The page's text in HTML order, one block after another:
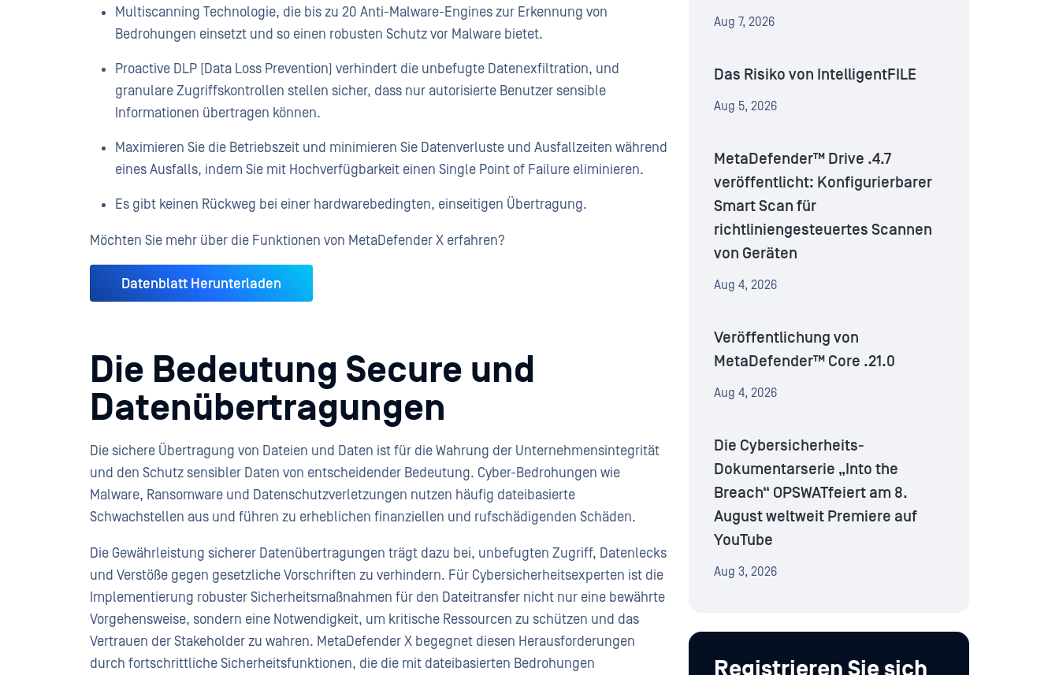
Multiscanning Technologie, die bis zu 20 Anti-Malware-Engines zur Erkennung von
Bedrohungen einsetzt und so einen robusten Schutz vor Malware bietet.
Proactive DLP (Data Loss Prevention) verhindert die unbefugte Datenexfiltration, und
granulare Zugriffskontrollen stellen sicher, dass nur autorisierte Benutzer sensible
Informationen übertragen können.
Maximieren Sie die Betriebszeit und minimieren Sie Datenverluste und Ausfallzeiten während
eines Ausfalls, indem Sie mit Hochverfügbarkeit einen Single Point of Failure eliminieren.
Es gibt keinen Rückweg bei einer hardwarebedingten, einseitigen Übertragung.
Möchten Sie mehr über die Funktionen von MetaDefender X erfahren?
Datenblatt Herunterladen
Die Bedeutung Secure und
Datenübertragungen
Die sichere Übertragung von Dateien und Daten ist für die Wahrung der Unternehmensintegrität
und den Schutz sensibler Daten von entscheidender Bedeutung. Cyber-Bedrohungen wie
Malware, Ransomware und Datenschutzverletzungen nutzen häufig dateibasierte
Schwachstellen aus und führen zu erheblichen finanziellen und rufschädigenden Schäden.
Die Gewährleistung sicherer Datenübertragungen trägt dazu bei, unbefugten Zugriff, Datenlecks
und Verstöße gegen gesetzliche Vorschriften zu verhindern. Für Cybersicherheitsexperten ist die
Implementierung robuster Sicherheitsmaßnahmen für den Dateitransfer nicht nur eine bewährte
Vorgehensweise, sondern eine Notwendigkeit, um kritische Ressourcen zu schützen und das
Vertrauen der Stakeholder zu wahren. MetaDefender X begegnet diesen Herausforderungen
durch fortschrittliche Sicherheitsfunktionen, die die mit dateibasierten Bedrohungen
Aug 7, 2026
Das Risiko von IntelligentFILE
Aug 5, 2026
MetaDefender™ Drive .4.7
veröffentlicht: Konfigurierbarer
Smart Scan für
richtliniengesteuertes Scannen
von Geräten
Aug 4, 2026
Veröffentlichung von
MetaDefender™ Core .21.0
Aug 4, 2026
Die Cybersicherheits-
Dokumentarserie „Into the
Breach“ OPSWATfeiert am 8.
August weltweit Premiere auf
YouTube
Aug 3, 2026